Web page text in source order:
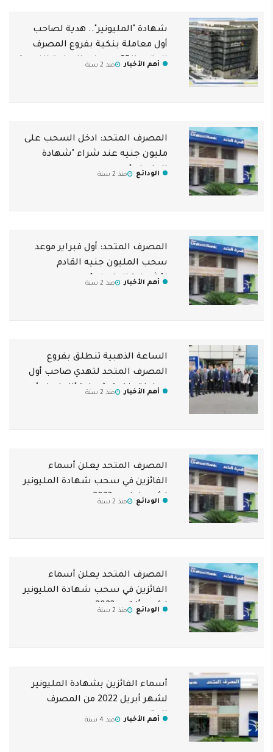
شهادة "المليونير".. هدية لصاحب
أول معاملة بنكية بفروع المصرف
المتحد الـ68 بعروض الساعة الذهبية
أهم الأخبار منذ 2 سنة
المصرف المتحد: ادخل السحب على
مليون جنيه عند شراء "شهادة
المليونير"
الودائع منذ 2 سنة
المصرف المتحد: أول فبراير موعد
سحب المليون جنيه القادم
لـ"شهادة المليونير"
أهم الأخبار منذ 2 سنة
الساعة الذهبية تنطلق بفروع
المصرف المتحد لتهدي صاحب أول
معاملة بنكية شهادة "المليونير"
أهم الأخبار منذ 2 سنة
المصرف المتحد يعلن أسماء
الفائزين في سحب شهادة المليونير
لشهر نوفمبر 2023
الودائع منذ 2 سنة
المصرف المتحد يعلن أسماء
الفائزين في سحب شهادة المليونير
لشهر أكتوبر 2023
الودائع منذ 2 سنة
أسماء الفائزين بشهادة المليونير
لشهر أبريل 2022 من المصرف
المتحد
أهم الأخبار منذ 4 سنة